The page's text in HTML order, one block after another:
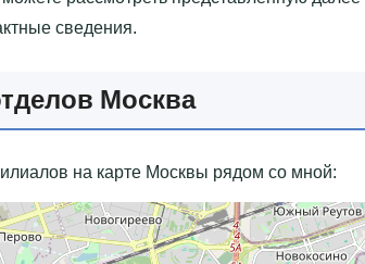
сведения.
Москва
на карте Москвы рядом со мной: